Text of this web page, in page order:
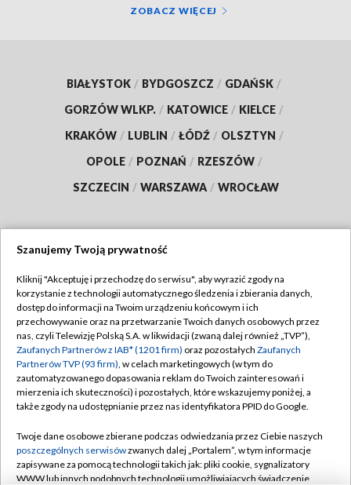
ZOBACZ WIĘCEJ
BIAŁYSTOK / BYDGOSZCZ / GDAŃSK /
GORZÓW WLKP. / KATOWICE / KIELCE /
KRAKÓW / LUBLIN / ŁÓDŹ / OLSZTYN /
OPOLE / POZNAŃ / RZESZÓW /
SZCZECIN / WARSZAWA / WROCŁAW
TVP
Abonament TVP
Emisja w TVP
Centrum informacji TVP
Naziemna Telewizja Cyfrowa
Rada Programowa
System NOS
Regulamin TVP
Polityka prywatności
Moje zgody
Pomoc
Kontakt
Szanujemy Twoją prywatność
Kliknij "Akceptuję i przechodzę do serwisu", aby wyrazić zgody na
korzystanie z technologii automatycznego śledzenia i zbierania danych,
dostęp do informacji na Twoim urządzeniu końcowym i ich
przechowywanie oraz na przetwarzanie Twoich danych osobowych przez
nas, czyli Telewizję Polską S.A. w likwidacji (zwaną dalej również „TVP”),
Zaufanych Partnerów z IAB* (1201 firm) oraz pozostałych Zaufanych
Partnerów TVP (93 firm), w celach marketingowych (w tym do
zautomatyzowanego dopasowania reklam do Twoich zainteresowań i
mierzenia ich skuteczności) i pozostałych, które wskazujemy poniżej, a
także zgody na udostępnianie przez nas identyfikatora PPID do Google.
Twoje dane osobowe zbierane podczas odwiedzania przez Ciebie naszych
poszczególnych serwisówzwanych dalej „Portalem”, w tym informacje
zapisywane za pomocą technologii takich jak: pliki cookie, sygnalizatory
WWW lub innych podobnych technologii umożliwiających świadczenie